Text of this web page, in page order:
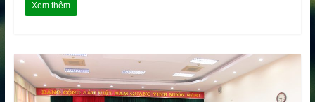
Xem thêm